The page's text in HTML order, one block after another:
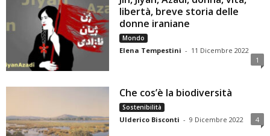
libertà, breve storia delle
donne iraniane
Mondo
Elena Tempestini - 11 Dicembre 2022
1
Che cos’è la biodiversità
Sostenibilità
Ulderico Bisconti - 9 Dicembre 2022 4